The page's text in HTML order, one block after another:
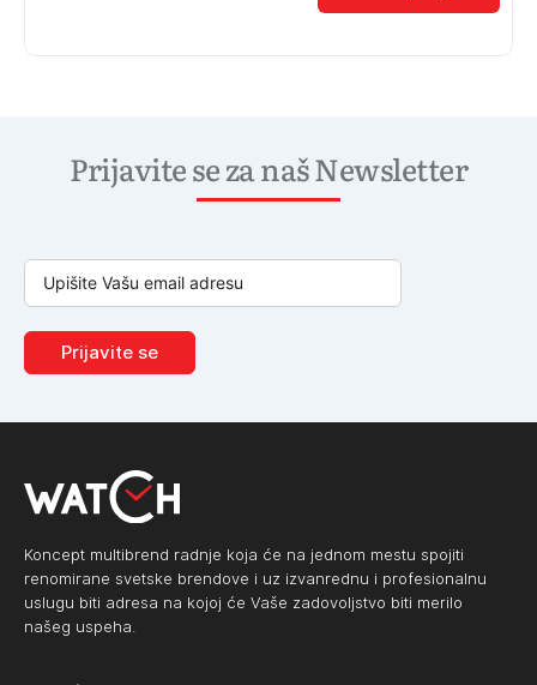
Prijavite se za naš Newsletter
Prijavite se
Koncept multibrend radnje koja će na jednom mestu spojiti
renomirane svetske brendove i uz izvanrednu i profesionalnu
uslugu biti adresa na kojoj će Vaše zadovoljstvo biti merilo
našeg uspeha.